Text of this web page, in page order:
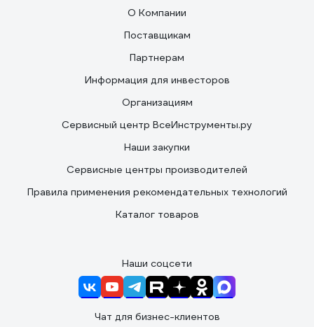
О Компании
Поставщикам
Партнерам
Информация для инвесторов
Организациям
Сервисный центр ВсеИнструменты.ру
Наши закупки
Сервисные центры производителей
Правила применения рекомендательных технологий
Каталог товаров
Наши соцсети
Чат для бизнес-клиентов